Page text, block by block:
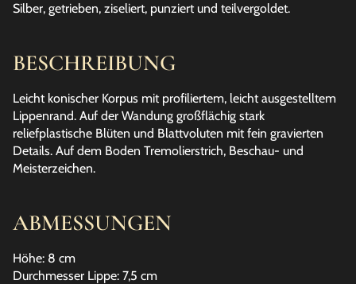
Silber, getrieben, ziseliert, punziert und teilvergoldet.
BESCHREIBUNG
Leicht konischer Korpus mit profiliertem, leicht ausgestelltem
Lippenrand. Auf der Wandung großflächig stark
reliefplastische Blüten und Blattvoluten mit fein gravierten
Details. Auf dem Boden Tremolierstrich, Beschau- und
Meisterzeichen.
ABMESSUNGEN
Höhe: 8 cm
Durchmesser Lippe: 7,5 cm